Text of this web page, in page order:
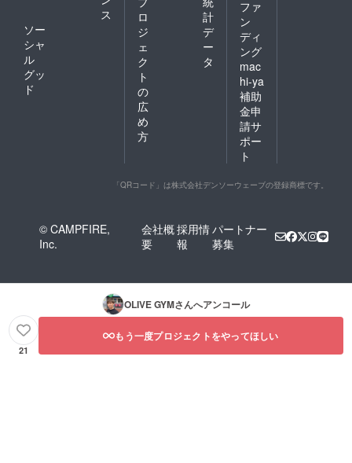
ス
ソー
シャ
ル
グッ
ド
ロ
ジ
ェ
ク
ト
の
広
め
方
計
デ
ー
タ
ファ
ン
ディ
ング
mac
hi-ya
補助
金申
請サ
ポー
ト
「QRコード」は株式会社デンソーウェーブの登録商標です。
© CAMPFIRE,
Inc.
会社概
要
採用情
報
パートナー
募集
OLIVE GYMさんへアンコール
21
もう一度プロジェクトをやってほしい